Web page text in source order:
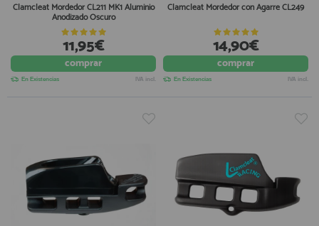
Clamcleat Mordedor CL211 MK1 Aluminio
Anodizado Oscuro
11,95€
comprar
En Existencias IVA incl.
Clamcleat Mordedor con Agarre CL249
14,90€
comprar
En Existencias IVA incl.